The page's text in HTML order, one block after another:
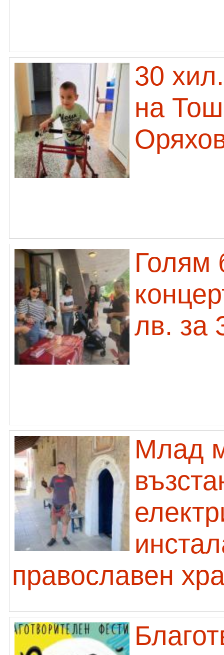
30
на
Голям
лв. за
Млад
православен